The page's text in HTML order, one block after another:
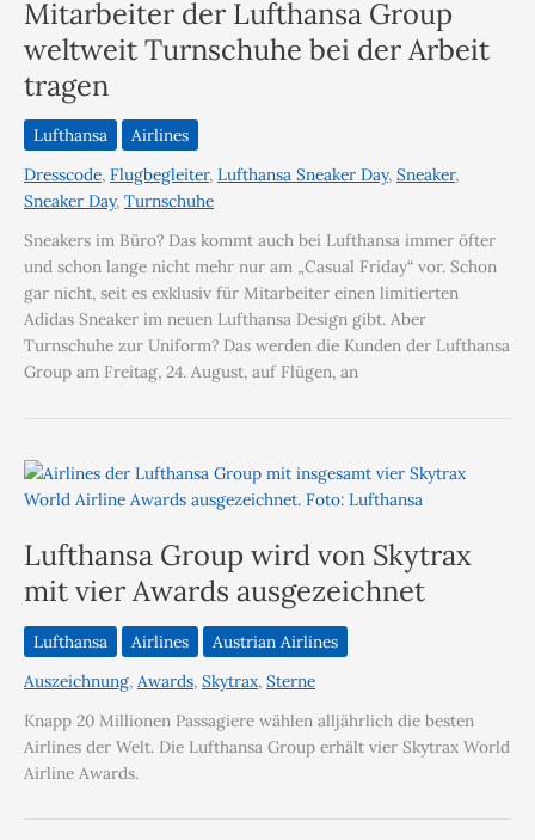
Mitarbeiter der Lufthansa Group
weltweit Turnschuhe bei der Arbeit
tragen
Lufthansa
Airlines
Dresscode, Flugbegleiter, Lufthansa Sneaker Day, Sneaker,
Sneaker Day, Turnschuhe
Sneakers im Büro? Das kommt auch bei Lufthansa immer öfter
und schon lange nicht mehr nur am „Casual Friday“ vor. Schon
gar nicht, seit es exklusiv für Mit­arbeiter einen limitierten
Adidas Sneaker im neuen Lufthansa Design gibt. Aber
Turnschuhe zur Uniform? Das werden die Kunden der Lufthansa
Group am Freitag, 24. August, auf Flügen, an
Lufthansa Group wird von Skytrax
mit vier Awards ausgezeichnet
Lufthansa Airlines
Austrian Airlines
Auszeichnung, Awards, Skytrax, Sterne
Knapp 20 Millionen Passagiere wählen alljährlich die besten
Airlines der Welt. Die Lufthansa Group erhält vier Skytrax World
Airline Awards.